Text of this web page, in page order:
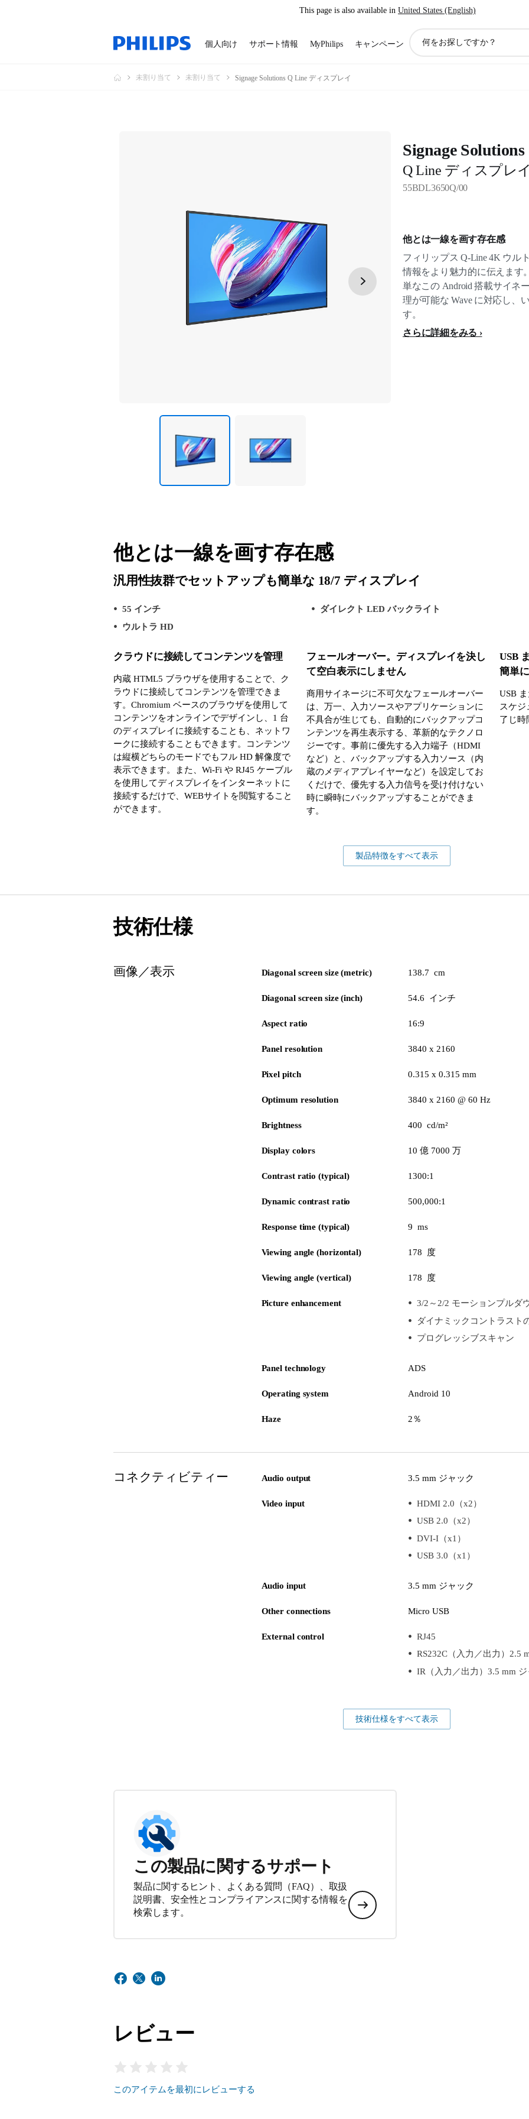
This page is also available in United States (English)
個人向け サポート情報 MyPhilips キャンペーン
索
未割り当て 未割り当て Signage Solutions Q Line ディスプレイ
Signage Solutions
Q Line ディスプレイ
55BDL3650Q/00
他とは一線を画す存在感
フィリップス Q-Line 4K ウル
情報をより魅力的に伝えます
単なこの Android 搭載サイネ
理が可能な Wave に対応し、
す。
さらに詳細をみる
他とは一線を画す存在感
汎用性抜群でセットアップも簡単な 18/7 ディスプレイ
55 インチ
ダイレクト LED バックライト
ウルトラ HD
クラウドに接続してコンテンツを管理
内蔵 HTML5 ブラウザを使用することで、ク
ラウドに接続してコンテンツを管理できま
す。Chromium ベースのブラウザを使用して
コンテンツをオンラインでデザインし、1 台
のディスプレイに接続することも、ネットワ
ークに接続することもできます。コンテンツ
は縦横どちらのモードでもフル HD 解像度で
表示できます。また、Wi-Fi や RJ45 ケーブル
を使用してディスプレイをインターネットに
接続するだけで、WEBサイトを閲覧すること
ができます。
フェールオーバー。ディスプレイを決し
て空白表示にしません
商用サイネージに不可欠なフェールオーバー
は、万一、入力ソースやアプリケーションに
不具合が生じても、自動的にバックアップコ
ンテンツを再生表示する、革新的なテクノロ
ジーです。事前に優先する入力端子（HDMI
など）と、バックアップする入力ソース（内
蔵のメディアプレイヤーなど）を設定してお
くだけで、優先する入力信号を受け付けない
時に瞬時にバックアップすることができま
す。
USB
簡単
USB
スケジ
了じ時
製品特徴をすべて表示
技術仕様
画像／表示 Diagonal screen size (metric) 138.7 cm
Diagonal screen size (inch) 54.6 インチ
Aspect ratio 16:9
Panel resolution 3840 x 2160
Pixel pitch 0.315 x 0.315 mm
Optimum resolution 3840 x 2160 @ 60 Hz
Brightness 400 cd/m²
Display colors 10 億 7000 万
Contrast ratio (typical) 1300:1
Dynamic contrast ratio 500,000:1
Response time (typical) 9 ms
Viewing angle (horizontal) 178 度
Viewing angle (vertical) 178 度
Picture enhancement
3/2～2/2 モーションプルダ
ダイナミックコントラスト
プログレッシブスキャン
Panel technology ADS
Operating system Android 10
Haze 2％
コネクティビティー Audio output 3.5 mm ジャック
Video input
HDMI 2.0（x2）
USB 2.0（x2）
DVI-I（x1）
USB 3.0（x1）
Audio input 3.5 mm ジャック
Other connections Micro USB
External control
RJ45
RS232C（入力／出力）2.5
IR（入力／出力）3.5 mm ジ
技術仕様をすべて表示
この製品に関するサポート
製品に関するヒント、よくある質問（FAQ）、取扱
説明書、安全性とコンプライアンスに関する情報を
検索します。
レビュー
このアイテムを最初にレビューする